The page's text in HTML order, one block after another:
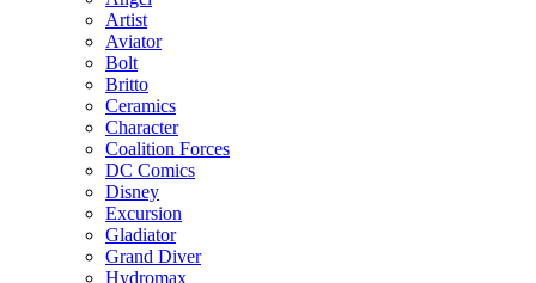
Artist
Aviator
Bolt
Britto
Ceramics
Character
Coalition Forces
DC Comics
Disney
Excursion
Gladiator
Grand Diver
Hydromax